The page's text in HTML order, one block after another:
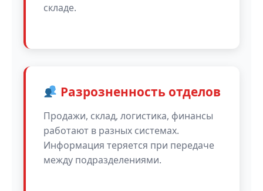
складе.
Разрозненность отделов
Продажи, склад, логистика, финансы
работают в разных системах.
Информация теряется при передаче
между подразделениями.